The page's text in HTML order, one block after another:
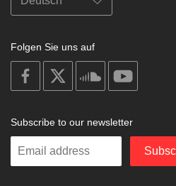
Folgen Sie uns auf
on
facebook
soundcloud
Subscribe to our newsletter
Enter